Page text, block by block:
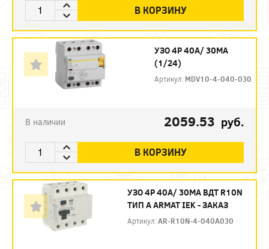
В КОРЗИНУ
УЗО 4P 40А/ 30МА
(1/24)
Артикул: MDV10-4-040-030
В наличии 2059.53 руб.
В КОРЗИНУ
УЗО 4P 40А/ 30МА ВДТ R10N
ТИП А ARMAT IEK - ЗАКАЗ
Артикул:AR-R10N-4-040A030